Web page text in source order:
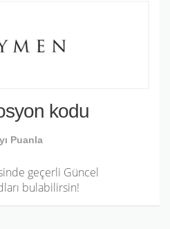
kodu
Puanla
geçerli Güncel
bulabilirsin!